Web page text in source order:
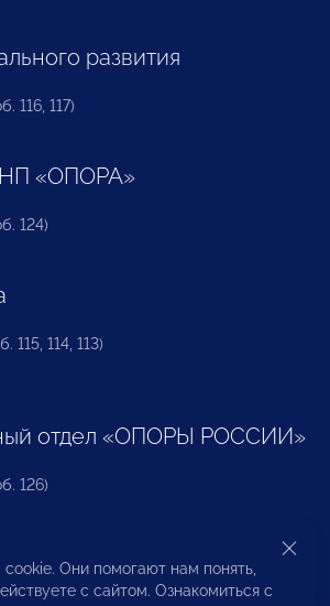
развития
116, 117)
«ОПОРА»
124)
115, 114, 113)
отдел «ОПОРЫ РОССИИ»
126)
прав предпринимателей и
Они помогают нам понять,
с сайтом. Ознакомиться с